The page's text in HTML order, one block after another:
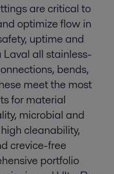
are critical to
optimize flow in
uptime and
all stainless-
bends,
meet the most
for material
microbial and
cleanability,
crevice-free
portfolio